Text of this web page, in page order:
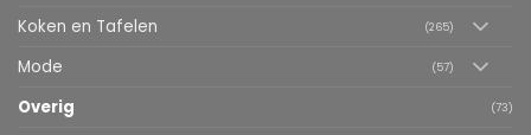
Koken en Tafelen (265)
Mode (57)
Overig (73)